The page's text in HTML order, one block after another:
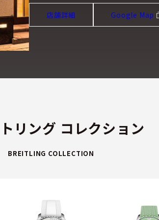
店舗詳細 Google Map
リング コレクション
BREITLING COLLECTION